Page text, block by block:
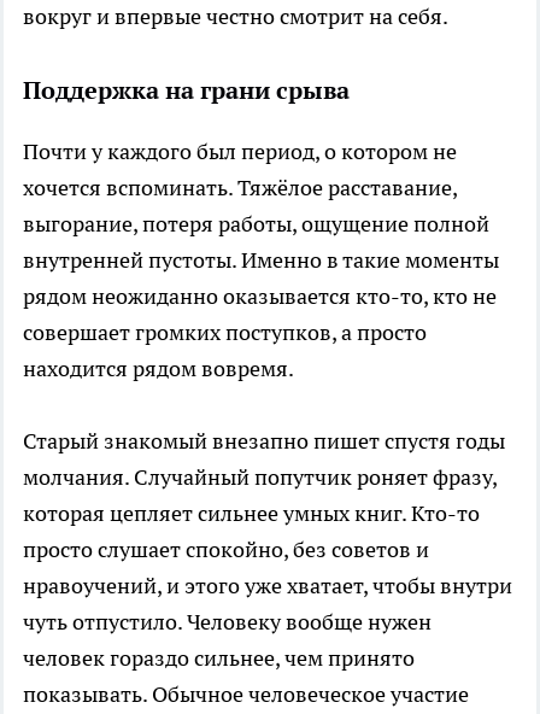
вокруг и впервые честно смотрит на себя.
Поддержка на грани срыва
Почти у каждого был период, о котором не
хочется вспоминать. Тяжёлое расставание,
выгорание, потеря работы, ощущение полной
внутренней пустоты. Именно в такие моменты
рядом неожиданно оказывается кто-то, кто не
совершает громких поступков, а просто
находится рядом вовремя.
Старый знакомый внезапно пишет спустя годы
молчания. Случайный попутчик роняет фразу,
которая цепляет сильнее умных книг. Кто-то
просто слушает спокойно, без советов и
нравоучений, и этого уже хватает, чтобы внутри
чуть отпустило. Человеку вообще нужен
человек гораздо сильнее, чем принято
показывать. Обычное человеческое участие